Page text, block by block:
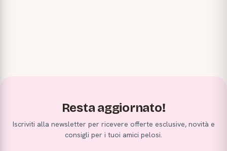
Resta aggiornato!
Iscriviti alla newsletter per ricevere offerte esclusive, novità e
consigli per i tuoi amici pelosi.